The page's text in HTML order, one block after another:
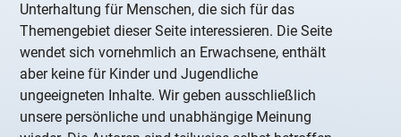
Unterhaltung für Menschen, die sich für das
Themengebiet dieser Seite interessieren. Die Seite
wendet sich vornehmlich an Erwachsene, enthält
aber keine für Kinder und Jugendliche
ungeeigneten Inhalte. Wir geben ausschließlich
unsere persönliche und unabhängige Meinung